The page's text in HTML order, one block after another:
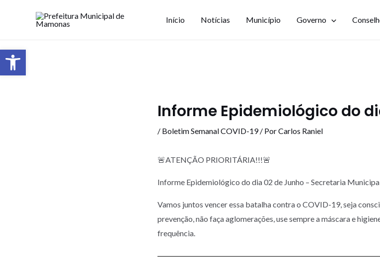
Início Notícias Município Governo
Informe Epidemiológico do
/ Boletim Semanal COVID-19/ PorCarlos Raniel
🚨ATENÇÃO PRIORITÁRIA!!!🚨
Informe Epidemiológico do dia 02 de Junho – Secretaria
Vamos juntos vencer essa batalha contra o COVID-19, seja
prevenção, não faça aglomerações, use sempre a máscara e
frequência.
Barra de Ferramentas Aberta